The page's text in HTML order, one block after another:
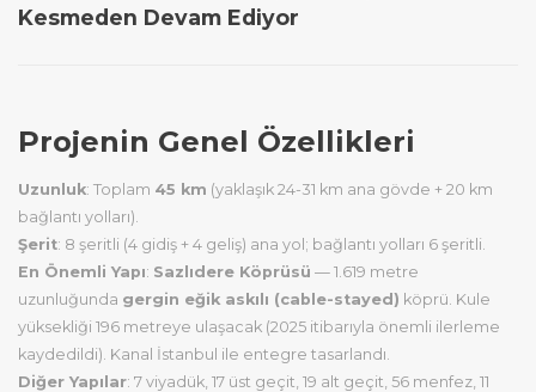
Kesmeden Devam Ediyor
Projenin Genel Özellikleri
Uzunluk: Toplam 45 km (yaklaşık 24-31 km ana gövde + 20 km
bağlantı yolları).
Şerit: 8 şeritli (4 gidiş + 4 geliş) ana yol; bağlantı yolları 6 şeritli.
En Önemli Yapı: Sazlıdere Köprüsü — 1.619 metre
uzunluğunda gergin eğik askılı (cable-stayed) köprü. Kule
yüksekliği 196 metreye ulaşacak (2025 itibarıyla önemli ilerleme
kaydedildi). Kanal İstanbul ile entegre tasarlandı.
Diğer Yapılar: 7 viyadük, 17 üst geçit, 19 alt geçit, 56 menfez, 11